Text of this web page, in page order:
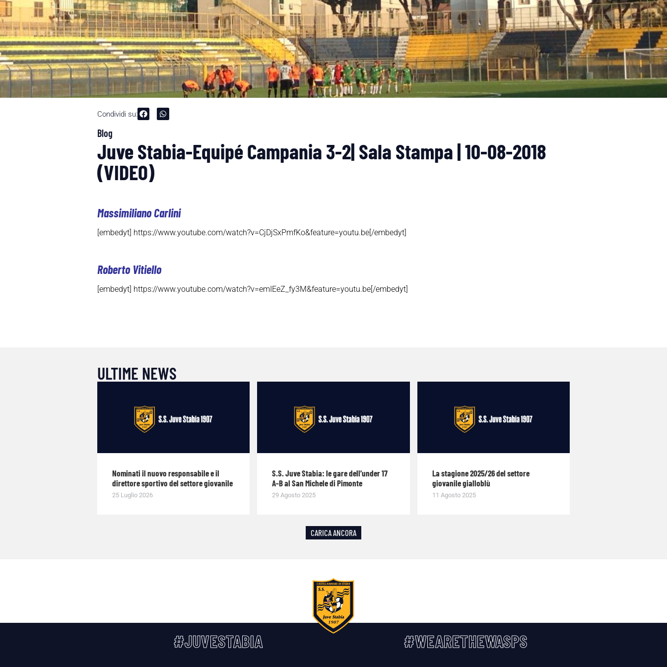
Condividi su:
Blog
Juve Stabia-Equipé Campania 3-2| Sala Stampa | 10-08-2018
(VIDEO)
Massimiliano Carlini
[embedyt] https://www.youtube.com/watch?v=CjDjSxPmfKo&feature=youtu.be[/embedyt]
Roberto Vitiello
[embedyt] https://www.youtube.com/watch?v=emIEeZ_fy3M&feature=youtu.be[/embedyt]
ULTIME NEWS
Nominati il nuovo responsabile e il
direttore sportivo del settore giovanile
25 Luglio 2026
S.S. Juve Stabia: le gare dell’under 17
A-B al San Michele di Pimonte
29 Agosto 2025
La stagione 2025/26 del settore
giovanile gialloblù
11 Agosto 2025
CARICA ANCORA
#JUVESTABIA #WEARETHEWASPS